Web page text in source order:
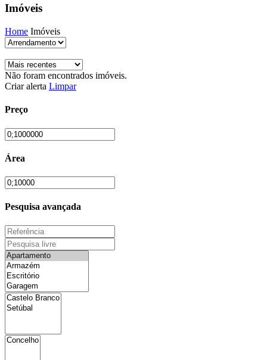
Imóveis
Home Imóveis
Não foram encontrados imóveis.
Criar alerta Limpar
Preço
Área
Pesquisa avançada